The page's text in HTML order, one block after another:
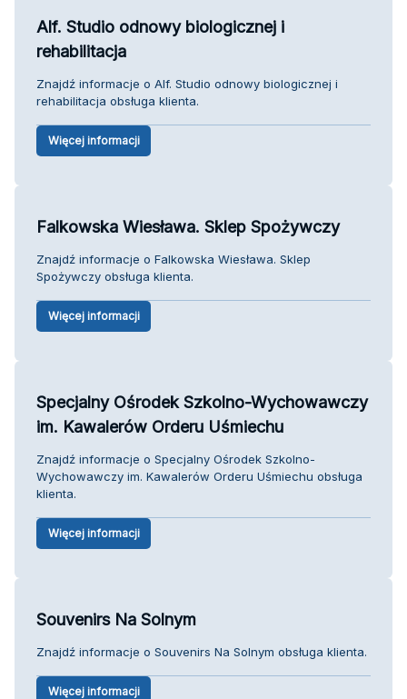
Alf. Studio odnowy biologicznej i
rehabilitacja
Znajdź informacje o Alf. Studio odnowy biologicznej i
rehabilitacja obsługa klienta.
Więcej informacji
Falkowska Wiesława. Sklep Spożywczy
Znajdź informacje o Falkowska Wiesława. Sklep
Spożywczy obsługa klienta.
Więcej informacji
Specjalny Ośrodek Szkolno-Wychowawczy
im. Kawalerów Orderu Uśmiechu
Znajdź informacje o Specjalny Ośrodek Szkolno-
Wychowawczy im. Kawalerów Orderu Uśmiechu obsługa
klienta.
Więcej informacji
Souvenirs Na Solnym
Znajdź informacje o Souvenirs Na Solnym obsługa klienta.
Więcej informacji